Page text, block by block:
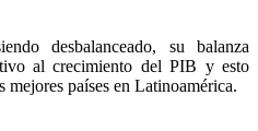
desbalanceado, su balanza
al crecimiento del PIB y esto
países en Latinoamérica.